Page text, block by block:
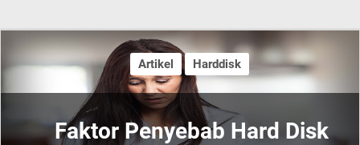
Faktor Penyebab Hard Disk
Artikel Harddisk